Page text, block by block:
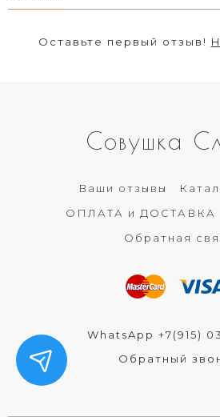
Оставьте первый отзыв!
Совушка
Ваши отзывы
ОПЛАТА и ДОСТАВКА
Обратная
WhatsApp +7(915)
Обратный